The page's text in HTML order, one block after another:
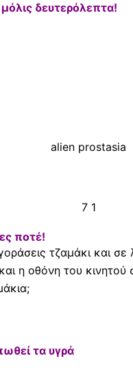
δευτερόλεπτα!
ποτέ!
τζαμάκι και σε
η οθόνη του κινητού
τα υγρά